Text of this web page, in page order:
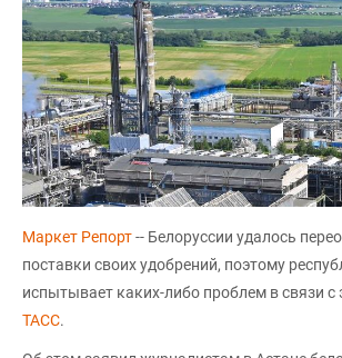
Маркет Репорт-- Белоруссии удалось
поставки своих удобрений, поэтому
испытывает каких-либо проблем в связи с
ТАСС.